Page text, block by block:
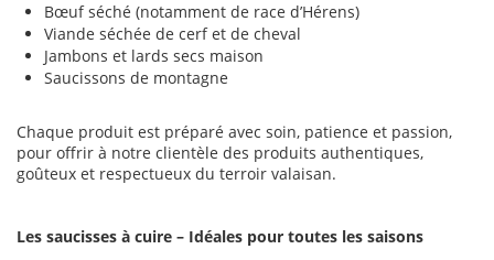
Bœuf séché (notamment de race d’Hérens)
Viande séchée de cerf et de cheval
Jambons et lards secs maison
Saucissons de montagne
Chaque produit est préparé avec soin, patience et passion,
pour offrir à notre clientèle des produits authentiques,
goûteux et respectueux du terroir valaisan.
Les saucisses à cuire – Idéales pour toutes les saisons